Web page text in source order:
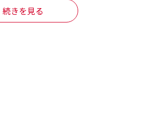
続きを見る